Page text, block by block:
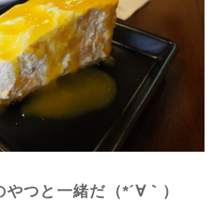
つと一緒だ（*´∀｀）